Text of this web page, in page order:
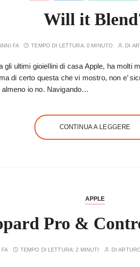
Will it
FA TEMPO DI LETTURA: 0 MINUTO DI
gli ultimi gioiellini di casa Apple, ha molti
di certo questa che vi mostro, non e’
almeno io no. Navigando…
CONTINUA A LEGGERE
APPLE
Pro &
FA TEMPO DI LETTURA:2 MINUTI DI